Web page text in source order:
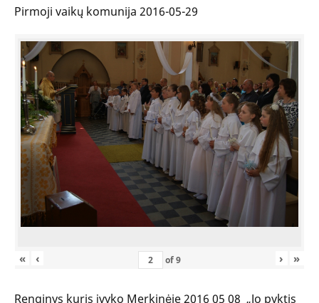
Pirmoji vaikų komunija 2016-05-29
« ‹ of9 › »
Renginys kuris įvyko Merkinėje 2016 05 08 „Jo pyktis